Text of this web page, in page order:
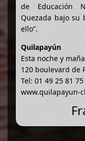
de Educación
Quezada bajo su
ello”.
Quilapayún
Esta noche y
120 boulevard de
Tel: 01 49 25 81 75
www.quilapayun-